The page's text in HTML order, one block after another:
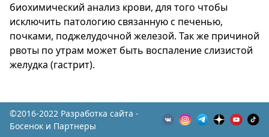
биохимический анализ крови, для того чтобы
исключить патологию связанную с печенью,
почками, поджелудочной железой. Так же причиной
рвоты по утрам может быть воспаление слизистой
желудка (гастрит).
©2016-2022 Разработка сайта -
Босенок и Партнеры